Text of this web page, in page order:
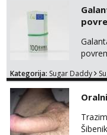
Kategorija: Sugar Daddy
Oralni